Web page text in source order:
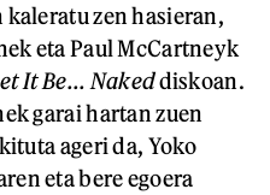
zen hasieran,
eta Paul McCartneyk
It Be... Nakeddiskoan.
garai hartan zuen
ageri da, Yoko
eta bere egoera